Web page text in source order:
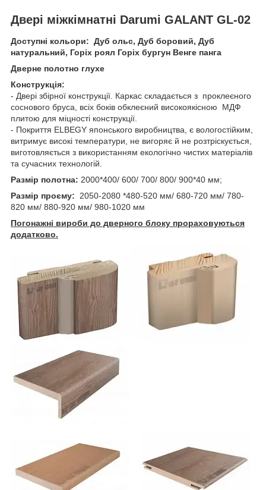
Двері міжкімнатні Darumi GALANT GL-02
Доступні кольори: Дуб ольс, Дуб боровий, Дуб
натуральний, Горіх роял Горіх бургун Венге панга
Дверне полотно глухе
Конструкція:
- Двері збірної конструкції. Каркас складається з проклеєного
соснового бруса, всіх боків обклеєний високоякісною МДФ
плитою для міцності конструкції.
- Покриття ELBEGY японського виробництва, є вологостійким,
витримує високі температури, не вигоряє й не розтріскується,
виготовляється з використанням екологічно чистих матеріалів
та сучасних технологій.
Размір полотна: 2000*400/ 600/ 700/ 800/ 900*40 мм;
Размір проєму: 2050-2080 *480-520 мм/ 680-720 мм/ 780-
820 мм/ 880-920 мм/ 980-1020 мм
Погонажні вироби до дверного блоку прораховуються
додатково.